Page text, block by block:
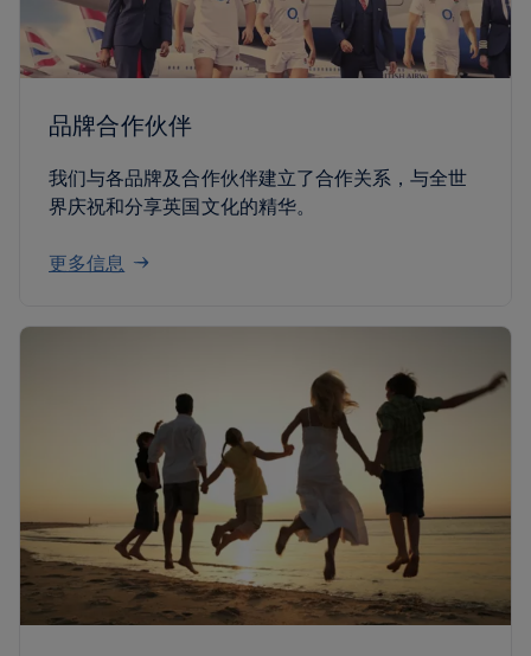
品牌合作伙伴
我们与各品牌及合作伙伴建立了合作关系，与全世
界庆祝和分享英国文化的精华。
更多信息